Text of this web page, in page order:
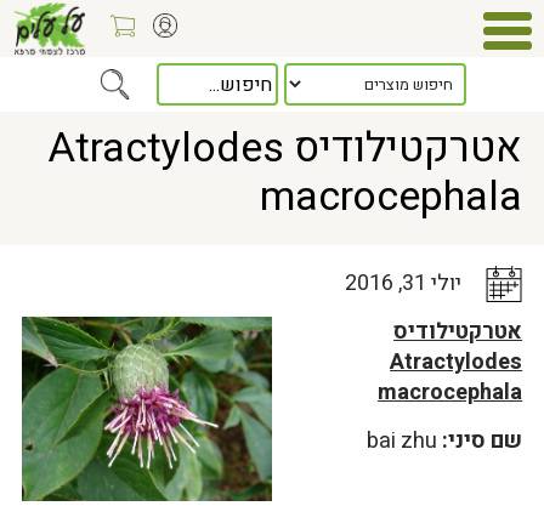
כלל המאמרים> אטרקטילודיס Atractylodes macrocephala
אטרקטילודיס Atractylodes
macrocephala
יולי 31, 2016
אטרקטילודיס
Atractylodes
macrocephala
שם סיני: